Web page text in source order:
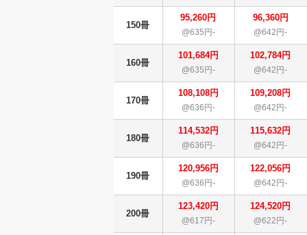
150冊
95,260円
@635円-
96,360円
@642円-
160冊
101,684円
@635円-
102,784円
@642円-
170冊
108,108円
@636円-
109,208円
@642円-
180冊
114,532円
@636円-
115,632円
@642円-
190冊
120,956円
@636円-
122,056円
@642円-
200冊
123,420円
@617円-
124,520円
@622円-